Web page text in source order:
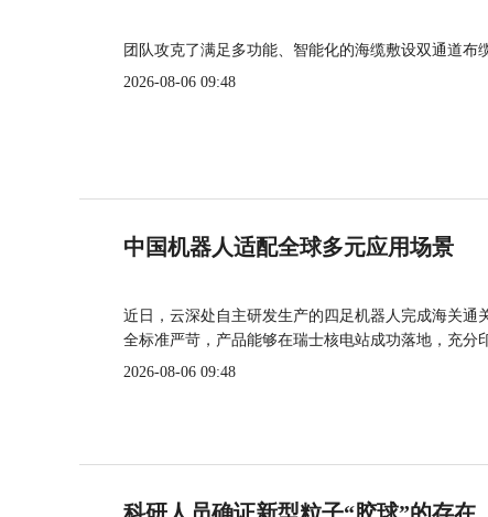
团队攻克了满足多功能、智能化的海缆敷设双通道布
2026-08-06 09:48
中国机器人适配全球多元应用场景
近日，云深处自主研发生产的四足机器人完成海关
全标准严苛，产品能够在瑞士核电站成功落地，充分
2026-08-06 09:48